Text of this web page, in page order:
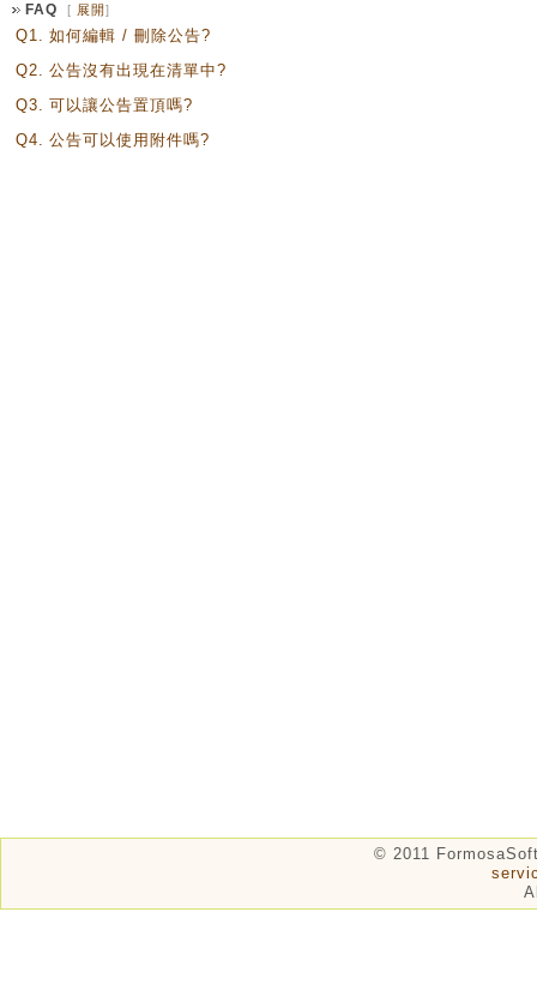
FAQ [ 展開]
Q1. 如何編輯 / 刪除公告?
Q2. 公告沒有出現在清單中?
Q3. 可以讓公告置頂嗎?
Q4. 公告可以使用附件嗎?
© 2011